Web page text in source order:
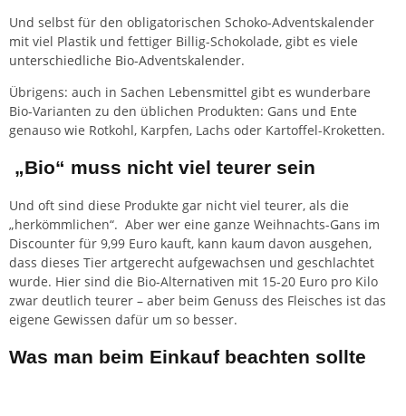
Und selbst für den obligatorischen Schoko-Adventskalender
mit viel Plastik und fettiger Billig-Schokolade, gibt es viele
unterschiedliche Bio-Adventskalender.
Übrigens: auch in Sachen Lebensmittel gibt es wunderbare
Bio-Varianten zu den üblichen Produkten: Gans und Ente
genauso wie Rotkohl, Karpfen, Lachs oder Kartoffel-Kroketten.
„Bio“ muss nicht viel teurer sein
Und oft sind diese Produkte gar nicht viel teurer, als die
„herkömmlichen“. Aber wer eine ganze Weihnachts-Gans im
Discounter für 9,99 Euro kauft, kann kaum davon ausgehen,
dass dieses Tier artgerecht aufgewachsen und geschlachtet
wurde. Hier sind die Bio-Alternativen mit 15-20 Euro pro Kilo
zwar deutlich teurer – aber beim Genuss des Fleisches ist das
eigene Gewissen dafür um so besser.
Was man beim Einkauf beachten sollte